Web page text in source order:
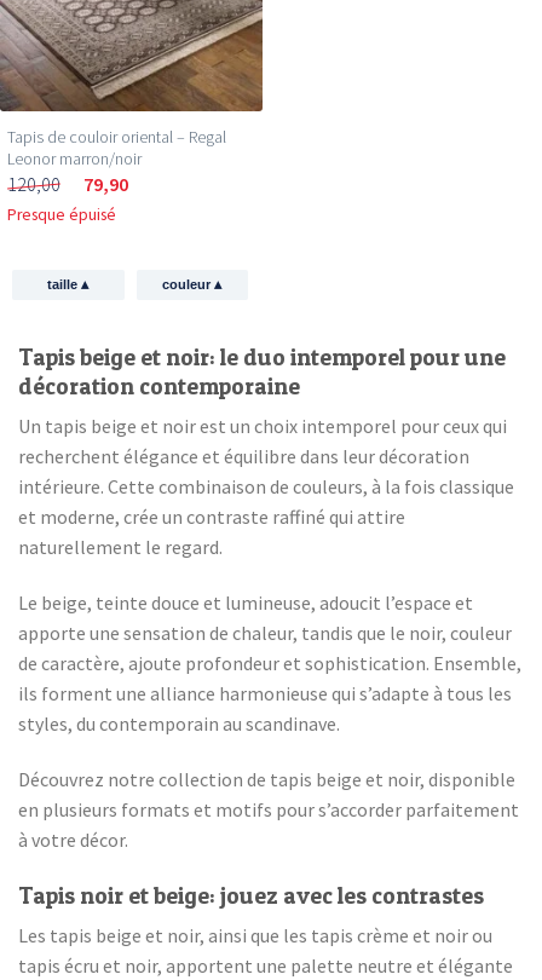
Tapis de couloir oriental – Regal
Leonor marron/noir
120,00 79,90
Presque épuisé
taille▴ couleur▴
Tapis beige et noir: le duo intemporel pour une
décoration contemporaine
Un tapis beige et noir est un choix intemporel pour ceux qui
recherchent élégance et équilibre dans leur décoration
intérieure. Cette combinaison de couleurs, à la fois classique
et moderne, crée un contraste raffiné qui attire
naturellement le regard.
Le beige, teinte douce et lumineuse, adoucit l’espace et
apporte une sensation de chaleur, tandis que le noir, couleur
de caractère, ajoute profondeur et sophistication. Ensemble,
ils forment une alliance harmonieuse qui s’adapte à tous les
styles, du contemporain au scandinave.
Découvrez notre collection de tapis beige et noir, disponible
en plusieurs formats et motifs pour s’accorder parfaitement
à votre décor.
Tapis noir et beige: jouez avec les contrastes
Les tapis beige et noir, ainsi que les tapis crème et noir ou
tapis écru et noir, apportent une palette neutre et élégante